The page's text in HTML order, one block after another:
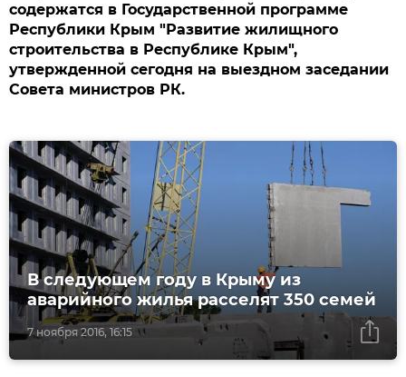
содержатся в Государственной программе
Республики Крым "Развитие жилищного
строительства в Республике Крым",
утвержденной сегодня на выездном заседании
Совета министров РК.
7 ноября 2016, 16:15
В следующем году в Крыму из
аварийного жилья расселят 350 семей